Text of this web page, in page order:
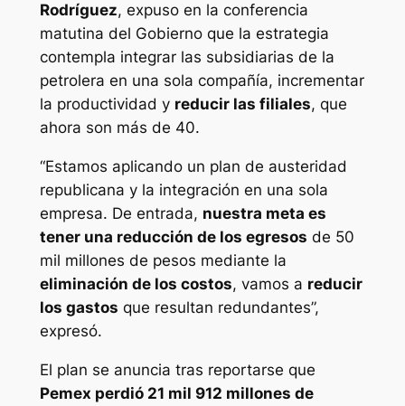
Rodríguez, expuso en la conferencia
matutina del Gobierno que la estrategia
contempla integrar las subsidiarias de la
petrolera en una sola compañía, incrementar
la productividad y reducir las filiales, que
ahora son más de 40.
“Estamos aplicando un plan de austeridad
republicana y la integración en una sola
empresa. De entrada, nuestra meta es
tener una reducción de los egresos de 50
mil millones de pesos mediante la
eliminación de los costos, vamos a reducir
los gastos que resultan redundantes”,
expresó.
El plan se anuncia tras reportarse que
Pemex perdió 21 mil 912 millones de